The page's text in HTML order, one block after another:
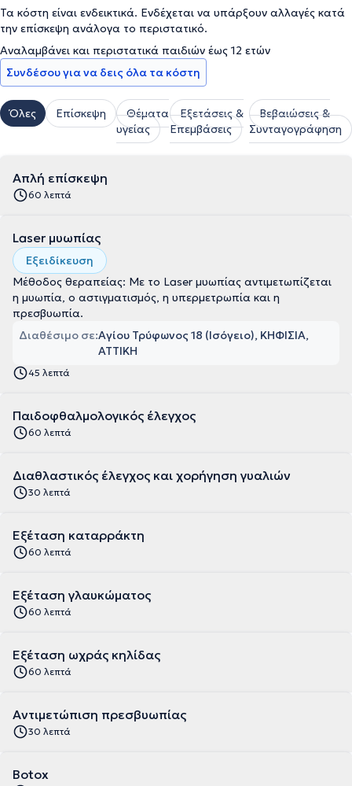
Τα κόστη είναι ενδεικτικά. Ενδέχεται να υπάρξουν αλλαγές κατά
την επίσκεψη ανάλογα το περιστατικό.
Αναλαμβάνει και περιστατικά παιδιών έως 12 ετών
Συνδέσου για να δεις όλα τα κόστη
Όλες Επίσκεψη
Θέματα
υγείας
Εξετάσεις &
Επεμβάσεις
Βεβαιώσεις &
Συνταγογράφηση
Απλή επίσκεψη
60 λεπτά
Laser μυωπίας
Εξειδίκευση
Μέθοδος θεραπείας: Με το Laser μυωπίας αντιμετωπίζεται
η μυωπία, ο αστιγματισμός, η υπερμετρωπία και η
πρεσβυωπία.
Διαθέσιμο σε:Αγίου Τρύφωνος 18 (Ισόγειο), ΚΗΦΙΣΙΑ,
ΑΤΤΙΚΗ
45 λεπτά
Παιδοφθαλμολογικός έλεγχος
60 λεπτά
Διαθλαστικός έλεγχος και χορήγηση γυαλιών
30 λεπτά
Εξέταση καταρράκτη
60 λεπτά
Εξέταση γλαυκώματος
60 λεπτά
Εξέταση ωχράς κηλίδας
60 λεπτά
Αντιμετώπιση πρεσβυωπίας
30 λεπτά
Botox